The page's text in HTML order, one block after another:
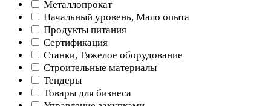
Металлопрокат
Начальный уровень, Мало опыта
Продукты питания
Сертификация
Станки, Тяжелое оборудование
Строительные материалы
Тендеры
Товары для бизнеса